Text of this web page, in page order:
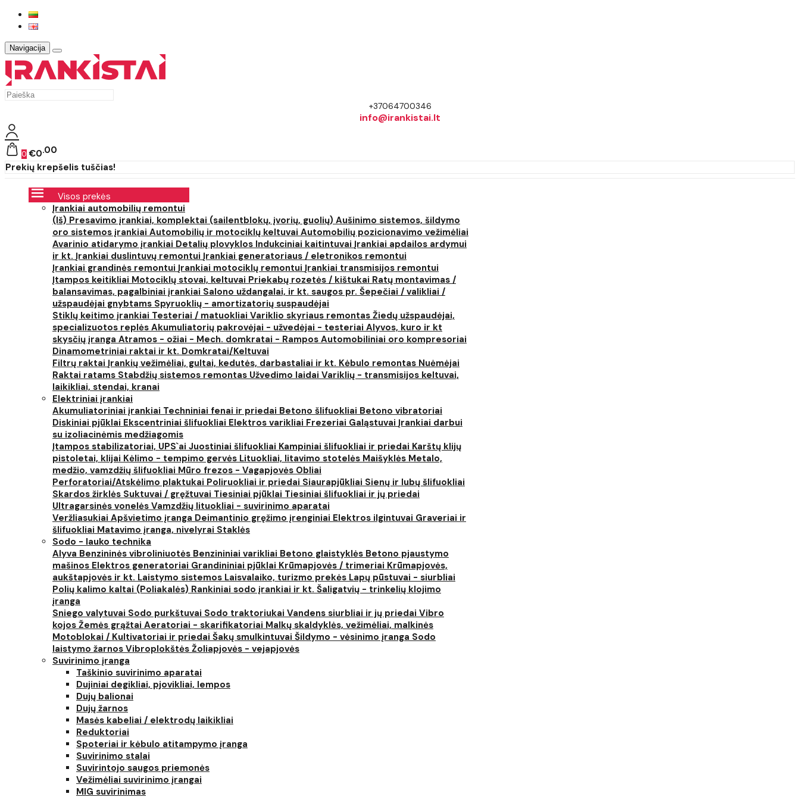
Navigacija
+37064700346
info@irankistai.lt
0 €0 00
Prekių krepšelis tuščias!
Visos prekės
Įrankiai automobilių remontui
(Iš) Presavimo įrankiai, komplektai (sailentblokų, įvorių, guolių) Aušinimo sistemos, šildymo
oro sistemos įrankiai Automobilių ir motociklų keltuvai Automobilių pozicionavimo vežimėliai
Avarinio atidarymo įrankiai Detalių plovyklos Indukciniai kaitintuvai Įrankiai apdailos ardymui
ir kt. Įrankiai duslintuvų remontui Įrankiai generatoriaus / eletronikos remontui
Įrankiai grandinės remontui Įrankiai motociklų remontui Įrankiai transmisijos remontui
Įtampos keitikliai Motociklų stovai, keltuvai Priekabų rozetės / kištukai Ratų montavimas /
balansavimas, pagalbiniai įrankiai Salono uždangalai, ir kt. saugos pr. Šepečiai / valikliai /
užspaudėjai gnybtams Spyruoklių - amortizatorių suspaudėjai
Stiklų keitimo įrankiai Testeriai / matuokliai Variklio skyriaus remontas Žiedų užspaudėjai,
specializuotos replės Akumuliatorių pakrovėjai - užvedėjai - testeriai Alyvos, kuro ir kt
skysčių įranga Atramos - ožiai - Mech. domkratai - Rampos Automobiliniai oro kompresoriai
Dinamometriniai raktai ir kt. Domkratai/Keltuvai
Filtrų raktai Įrankių vežimėliai, gultai, kedutės, darbastaliai ir kt. Kėbulo remontas Nuėmėjai
Raktai ratams Stabdžių sistemos remontas Užvedimo laidai Variklių - transmisijos keltuvai,
laikikliai, stendai, kranai
Elektriniai įrankiai
Akumuliatoriniai įrankiai Techniniai fenai ir priedai Betono šlifuokliai Betono vibratoriai
Diskiniai pjūklai Ekscentriniai šlifuokliai Elektros varikliai Frezeriai Galąstuvai Įrankiai darbui
su izoliacinėmis medžiagomis
Įtampos stabilizatoriai, UPS`ai Juostiniai šlifuokliai Kampiniai šlifuokliai ir priedai Karštų klijų
pistoletai, klijai Kėlimo - tempimo gervės Lituokliai, litavimo stotelės Maišyklės Metalo,
medžio, vamzdžių šlifuokliai Mūro frezos - Vagapjovės Obliai
Perforatoriai/Atskėlimo plaktukai Poliruokliai ir priedai Siaurapjūkliai Sienų ir lubų šlifuokliai
Skardos žirklės Suktuvai / gręžtuvai Tiesiniai pjūklai Tiesiniai šlifuokliai ir jų priedai
Ultragarsinės vonelės Vamzdžių lituokliai - suvirinimo aparatai
Veržliasukiai Apšvietimo įranga Deimantinio gręžimo įrenginiai Elektros ilgintuvai Graveriai ir
šlifuokliai Matavimo įranga, nivelyrai Staklės
Sodo - lauko technika
Alyva Benzininės vibroliniuotės Benzininiai varikliai Betono glaistyklės Betono pjaustymo
mašinos Elektros generatoriai Grandininiai pjūklai Krūmapjovės / trimeriai Krūmapjovės,
aukštapjovės ir kt. Laistymo sistemos Laisvalaiko, turizmo prekės Lapų pūstuvai - siurbliai
Polių kalimo kaltai (Poliakalės) Rankiniai sodo įrankiai ir kt. Šaligatvių - trinkelių klojimo
įranga
Sniego valytuvai Sodo purkštuvai Sodo traktoriukai Vandens siurbliai ir jų priedai Vibro
kojos Žemės grąžtai Aeratoriai - skarifikatoriai Malkų skaldyklės, vežimėliai, malkinės
Motoblokai / Kultivatoriai ir priedai Šakų smulkintuvai Šildymo - vėsinimo įranga Sodo
laistymo žarnos Vibroplokštės Žoliapjovės - vejapjovės
Suvirinimo įranga
Taškinio suvirinimo aparatai
Dujiniai degikliai, pjovikliai, lempos
Dujų balionai
Dujų žarnos
Masės kabeliai / elektrodų laikikliai
Reduktoriai
Spoteriai ir kėbulo atitampymo įranga
Suvirinimo stalai
Suvirintojo saugos priemonės
Vežimėliai suvirinimo įrangai
MIG suvirinimas